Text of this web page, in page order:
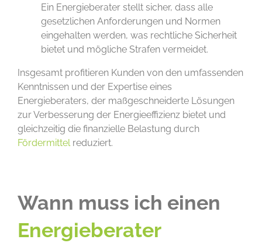
Ein Energieberater stellt sicher, dass alle
gesetzlichen Anforderungen und Normen
eingehalten werden, was rechtliche Sicherheit
bietet und mögliche Strafen vermeidet.
Insgesamt profitieren Kunden von den umfassenden
Kenntnissen und der Expertise eines
Energieberaters, der maßgeschneiderte Lösungen
zur Verbesserung der Energieeffizienz bietet und
gleichzeitig die finanzielle Belastung durch
Fördermittelreduziert.
Wann muss ich einen
Energieberater